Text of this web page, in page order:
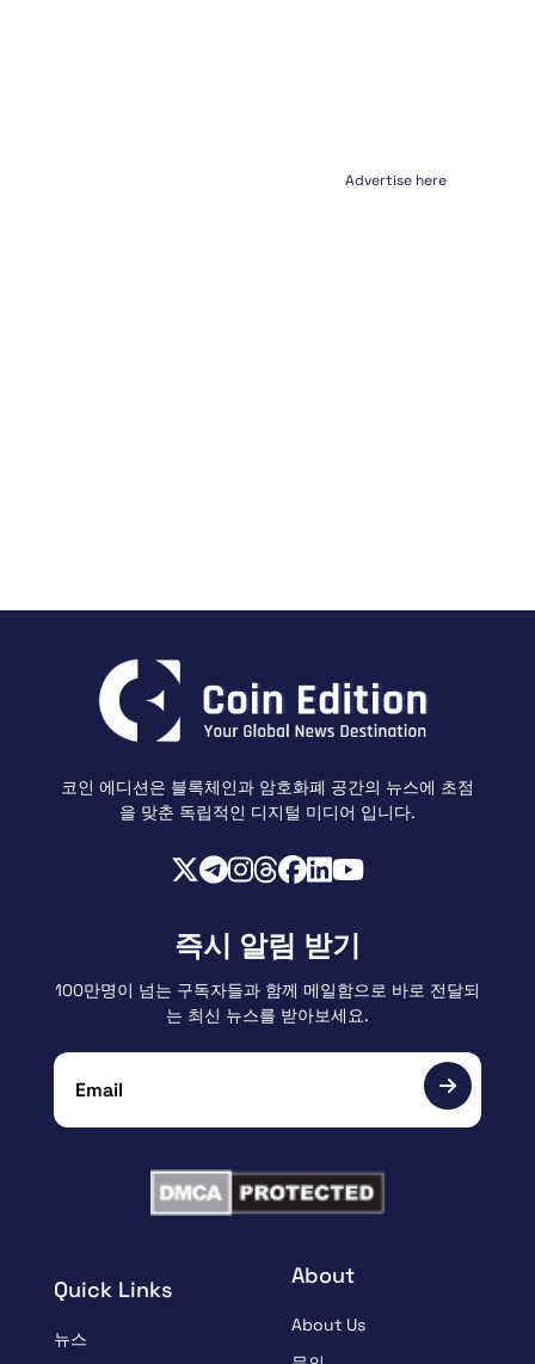
Advertise here
코인 에디션은 블록체인과 암호화폐 공간의 뉴스에 초점
을 맞춘 독립적인 디지털 미디어 입니다.
Quick Links
뉴스
About
About Us
즉시 알림 받기
100만명이 넘는 구독자들과 함께 메일함으로 바로 전달되
는 최신 뉴스를 받아보세요.